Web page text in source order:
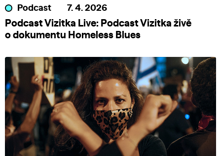
Podcast 7. 4. 2026
Podcast Vizitka Live: Podcast Vizitka živě
o dokumentu Homeless Blues